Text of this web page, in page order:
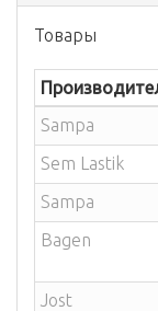
Товары
Sampa
Sem Lastik
Sampa
Bagen
Jost